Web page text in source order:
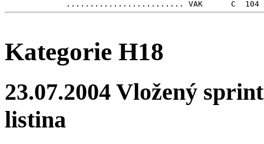
Kategorie H18
23.07.2004 Vložený
listina